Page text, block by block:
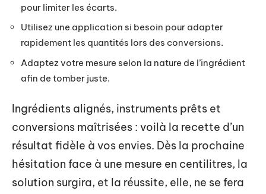
pour limiter les écarts.
Utilisez une application si besoin pour adapter
rapidement les quantités lors des conversions.
Adaptez votre mesure selon la nature de l’ingrédient
afin de tomber juste.
Ingrédients alignés, instruments prêts et
conversions maîtrisées : voilà la recette d’un
résultat fidèle à vos envies. Dès la prochaine
hésitation face à une mesure en centilitres, la
solution surgira, et la réussite, elle, ne se fera